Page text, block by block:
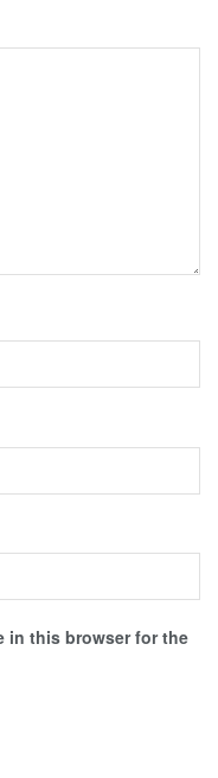
in this browser for the